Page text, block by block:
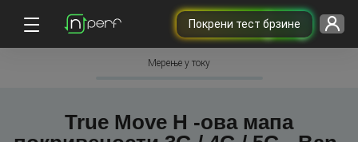
Покрени тест брзине
Мерење у току
True Move H -ова мапа